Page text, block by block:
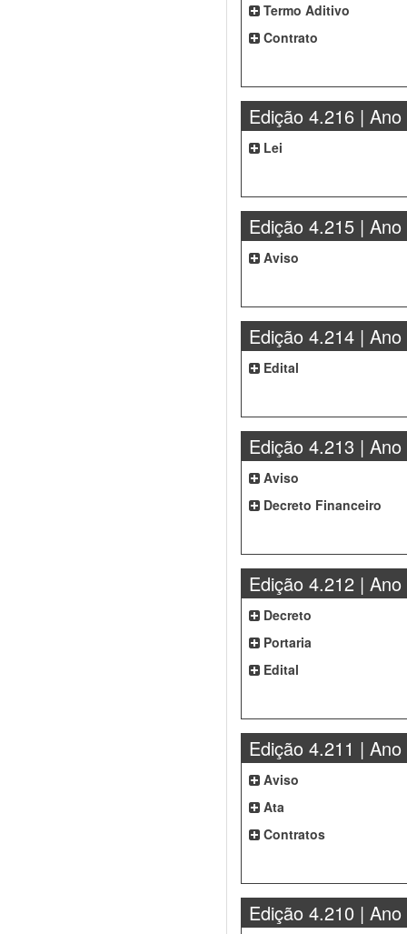
Termo Aditivo
Contrato
Edição 4.216 | Ano
Lei
Edição 4.215 | Ano
Aviso
Edição 4.214 | Ano
Edital
Edição 4.213 | Ano
Aviso
Decreto Financeiro
Edição 4.212 | Ano
Decreto
Portaria
Edital
Edição 4.211 | Ano
Aviso
Ata
Contratos
Edição 4.210 | Ano